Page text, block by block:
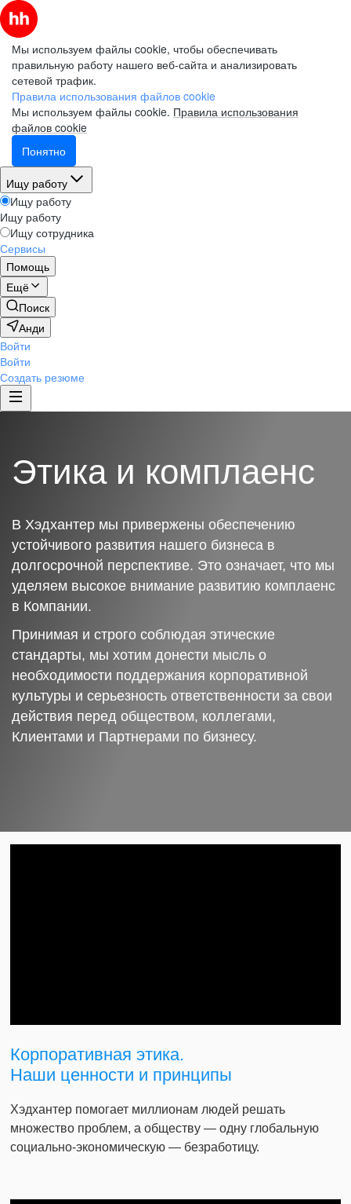
Мы используем файлы cookie, чтобы обеспечивать
правильную работу нашего веб-сайта и анализировать
сетевой трафик.
Правила использования файлов cookie
Мы используем файлы cookie. Правила использования
файлов cookie
Понятно
Ищу работу
Ищу работу
Ищу работу
Ищу сотрудника
Сервисы
Помощь
Ещё
Поиск
Анди
Войти
Войти
Создать резюме
Этика и комплаенс
В Хэдхантер мы привержены обеспечению
устойчивого развития нашего бизнеса в
долгосрочной перспективе. Это означает, что мы
уделяем высокое внимание развитию комплаенс
в Компании.
Принимая и строго соблюдая этические
стандарты, мы хотим донести мысль о
необходимости поддержания корпоративной
культуры и серьезность ответственности за свои
действия перед обществом, коллегами,
Клиентами и Партнерами по бизнесу.
Корпоративная этика.
Наши ценности и принципы
Хэдхантер помогает миллионам людей решать
множество проблем, а обществу — одну глобальную
социально-экономическую — безработицу.